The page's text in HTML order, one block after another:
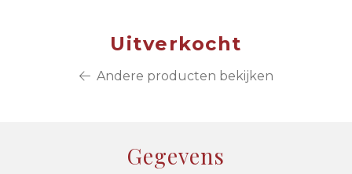
Uitverkocht
Andere producten bekijken
Gegevens